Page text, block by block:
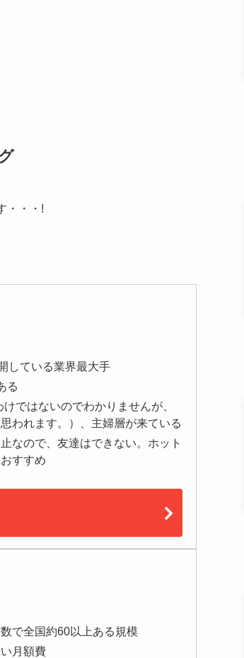
・・・!
している業界最大手
る
ではないのでわかりませんが、
われます。）、主婦層が来ている
なので、友達はできない。ホット
すすめ
で全国約60以上ある規模
月額費